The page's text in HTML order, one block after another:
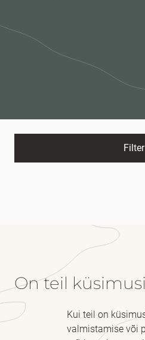
Filter
On teil
Kui teil on
valmistamise või